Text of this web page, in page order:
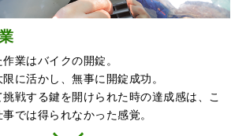
業はバイクの開錠。
に活かし、無事に開錠成功。
戦する鍵を開けられた時の達成感は、こ
では得られなかった感覚。